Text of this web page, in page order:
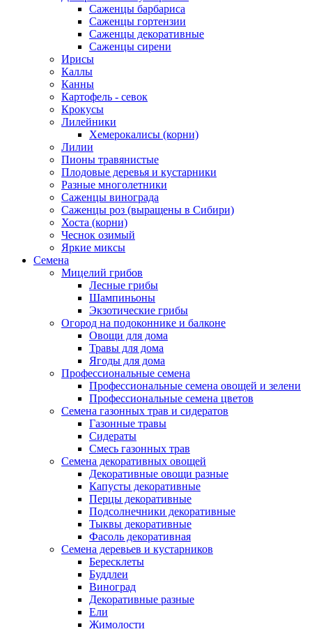
Саженцы барбариса
Саженцы гортензии
Саженцы декоративные
Саженцы сирени
Ирисы
Каллы
Канны
Картофель - севок
Крокусы
Лилейники
Хемерокалисы (корни)
Лилии
Пионы травянистые
Плодовые деревья и кустарники
Разные многолетники
Саженцы винограда
Саженцы роз (выращены в Сибири)
Хоста (корни)
Чеснок озимый
Яркие миксы
Семена
Мицелий грибов
Лесные грибы
Шампиньоны
Экзотические грибы
Огород на подоконнике и балконе
Овощи для дома
Травы для дома
Ягоды для дома
Профессиональные семена
Профессиональные семена овощей и зелени
Профессиональные семена цветов
Семена газонных трав и сидератов
Газонные травы
Сидераты
Смесь газонных трав
Семена декоративных овощей
Декоративные овощи разные
Капусты декоративные
Перцы декоративные
Подсолнечники декоративные
Тыквы декоративные
Фасоль декоративная
Семена деревьев и кустарников
Бересклеты
Буддлеи
Виноград
Декоративные разные
Ели
Жимолости